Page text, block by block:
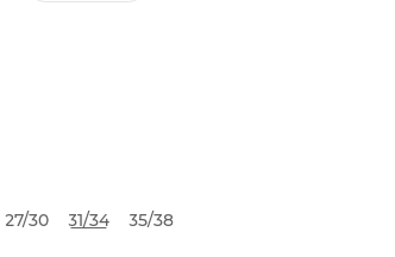
27/30 31/34
35/38